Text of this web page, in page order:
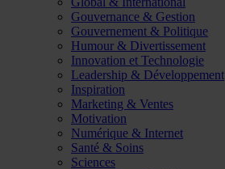
Gouvernance & Gestion
Gouvernement & Politique
Humour & Divertissement
Innovation et Technologie
Leadership & Développement
Inspiration
Marketing & Ventes
Motivation
Numérique & Internet
Santé & Soins
Sciences